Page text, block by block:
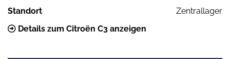
Standort
Zentrallager
Details zum Citroën C3 anzeigen